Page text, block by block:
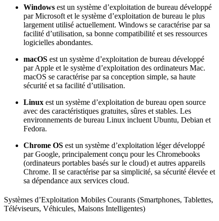
Windows est un système d’exploitation de bureau développé
par Microsoft et le système d’exploitation de bureau le plus
largement utilisé actuellement. Windows se caractérise par sa
facilité d’utilisation, sa bonne compatibilité et ses ressources
logicielles abondantes.
macOS est un système d’exploitation de bureau développé
par Apple et le système d’exploitation des ordinateurs Mac.
macOS se caractérise par sa conception simple, sa haute
sécurité et sa facilité d’utilisation.
Linux est un système d’exploitation de bureau open source
avec des caractéristiques gratuites, sûres et stables. Les
environnements de bureau Linux incluent Ubuntu, Debian et
Fedora.
Chrome OS est un système d’exploitation léger développé
par Google, principalement conçu pour les Chromebooks
(ordinateurs portables basés sur le cloud) et autres appareils
Chrome. Il se caractérise par sa simplicité, sa sécurité élevée et
sa dépendance aux services cloud.
Systèmes d’Exploitation Mobiles Courants (Smartphones, Tablettes,
Téléviseurs, Véhicules, Maisons Intelligentes)